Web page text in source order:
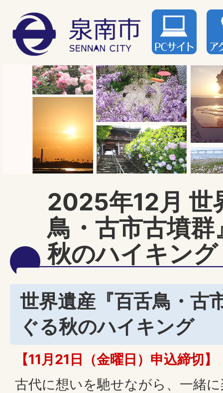
2025年12月 世
鳥・古市古墳
秋のハイキング
世界遺産『百舌鳥・古
ぐる秋のハイキング
【11月21日（金曜日）申込締切】
古代に想いを馳せながら、一緒